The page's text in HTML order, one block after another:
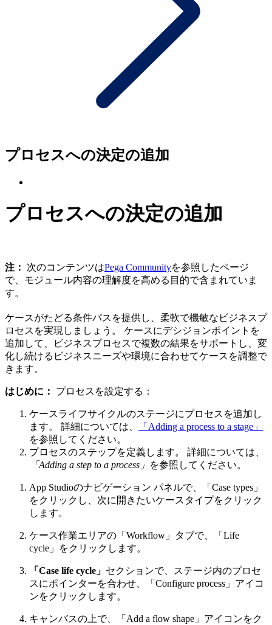
プロセスへの決定の追加
プロセスへの決定の追加
注： 次のコンテンツはPega Communityを参照したページ
で、モジュール内容の理解度を高める目的で含まれていま
す。
ケースがたどる条件パスを提供し、柔軟で機敏なビジネスプ
ロセスを実現しましょう。 ケースにデシジョンポイントを
追加して、ビジネスプロセスで複数の結果をサポートし、変
化し続けるビジネスニーズや環境に合わせてケースを調整で
きます。
はじめに： プロセスを設定する：
ケースライフサイクルのステージにプロセスを追加し
ます。 詳細については、
「Adding a process to a stage」
を参照してください。
プロセスのステップを定義します。 詳細については、
「Adding a step to a process」 を参照してください。
App Studioのナビゲーション パネルで、
「Case types」
をクリックし、次に開きたいケースタイプをクリック
します。
ケース作業エリアの 「Workflow」 タブで、
「Life
cycle」
をクリックします。
「Case life cycle」 セクションで、ステージ内のプロセ
スにポインターを合わせ、
「Configure process」 アイコ
ンをクリックします。
キャンバスの上で、 「Add a flow shape」 アイコンをク